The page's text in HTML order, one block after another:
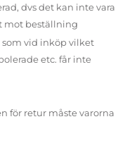
dvs det kan inte vara
mot beställning
som vid inköp vilket
etc. får inte
för retur måste varorna